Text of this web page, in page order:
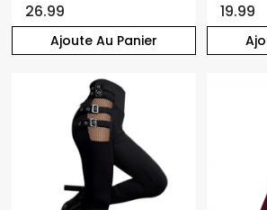
Ajoute Au Panier
26.99 19.99